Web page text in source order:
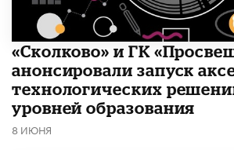
«Сколково» и ГК
анонсировали запуск
технологических
уровней образования
8 ИЮНЯ